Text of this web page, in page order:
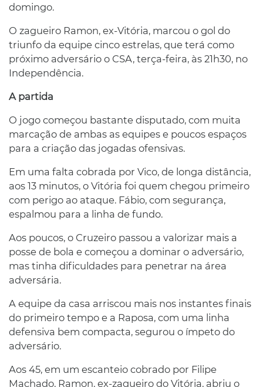
domingo.
O zagueiro Ramon, ex-Vitória, marcou o gol do
triunfo da equipe cinco estrelas, que terá como
próximo adversário o CSA, terça-feira, às 21h30, no
Independência.
A partida
O jogo começou bastante disputado, com muita
marcação de ambas as equipes e poucos espaços
para a criação das jogadas ofensivas.
Em uma falta cobrada por Vico, de longa distância,
aos 13 minutos, o Vitória foi quem chegou primeiro
com perigo ao ataque. Fábio, com segurança,
espalmou para a linha de fundo.
Aos poucos, o Cruzeiro passou a valorizar mais a
posse de bola e começou a dominar o adversário,
mas tinha dificuldades para penetrar na área
adversária.
A equipe da casa arriscou mais nos instantes finais
do primeiro tempo e a Raposa, com uma linha
defensiva bem compacta, segurou o ímpeto do
adversário.
Aos 45, em um escanteio cobrado por Filipe
Machado, Ramon, ex-zagueiro do Vitória, abriu o